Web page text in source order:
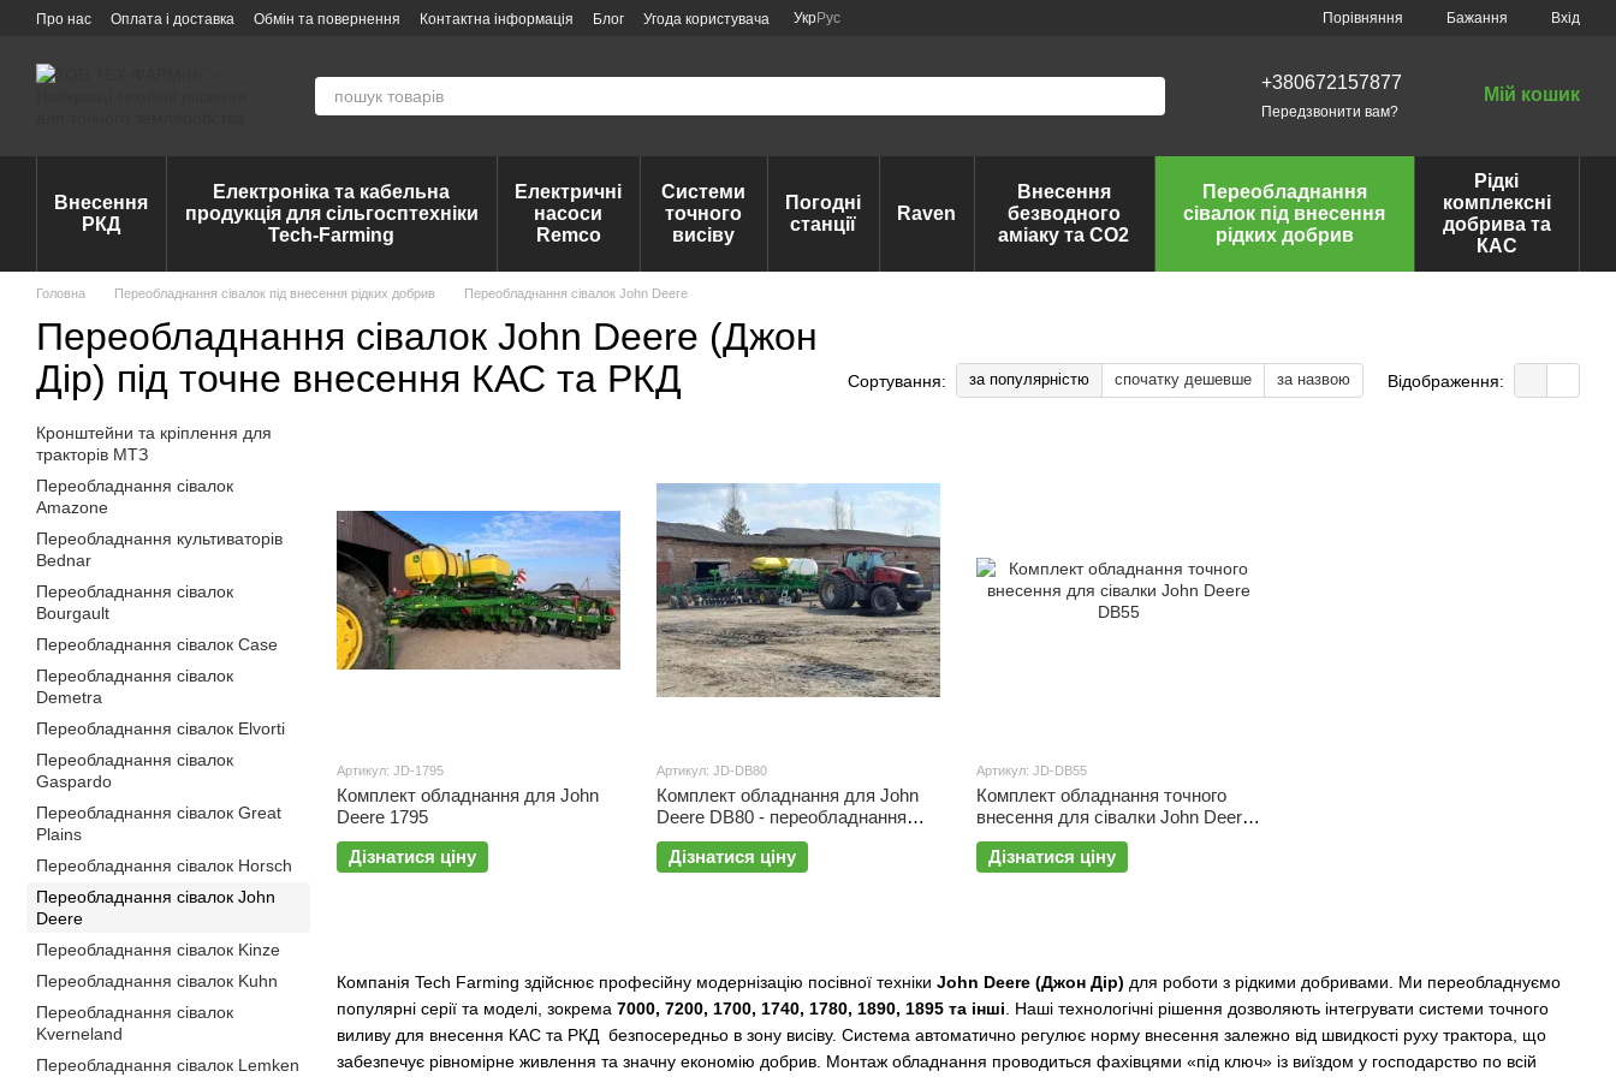
Перейти до основного контенту
Про нас Оплата і доставка Обмін та повернення Контактна інформація Блог Угода користувача УкрРус Порівняння Бажання Вхід
+380672157877
Передзвонити вам?
Мій кошик
Внесення
РКД
Електроніка та кабельна
продукція для сільгосптехніки
Tech-Farming
Електричні
насоси
Remco
Системи
точного
висіву
Погодні
станції
Raven
Внесення
безводного
аміаку та CO2
Переобладнання
сівалок під внесення
рідких добрив
Рідкі
комплексні
добрива та
КАС
Головна Переобладнання сівалок під внесення рідких добрив Переобладнання сівалок John Deere
Переобладнання сівалок John Deere (Джон
Дір) під точне внесення КАС та РКД
Сортування: за популярністю спочатку дешевше за назвою Відображення:
Компанія Tech Farming здійснює професійну модернізацію посівної техніки John Deere (Джон Дір) для роботи з рідкими добривами. Ми переобладнуємо
популярні серії та моделі, зокрема 7000, 7200, 1700, 1740, 1780, 1890, 1895 та інші . Наші технологічні рішення дозволяють інтегрувати системи точного
виливу для внесення КАС та РКД безпосередньо в зону висіву. Система автоматично регулює норму внесення залежно від швидкості руху трактора, що
забезпечує рівномірне живлення та значну економію добрив. Монтаж обладнання проводиться фахівцями «під ключ» із виїздом у господарство по всій
Артикул: JD-1795
Комплект обладнання для John
Deere 1795
Дізнатися ціну
Артикул: JD-DB80
Комплект обладнання для John
Deere DB80 - переобладнання
сівалки під РКД та КАС
Дізнатися ціну
Артикул: JD-DB55
Комплект обладнання точного
внесення для сівалки John Deere
DB55
Дізнатися ціну
Кронштейни та кріплення для
тракторів МТЗ
Переобладнання сівалок
Amazone
Переобладнання культиваторів
Bednar
Переобладнання сівалок
Bourgault
Переобладнання сівалок Case
Переобладнання сівалок
Demetra
Переобладнання сівалок Elvorti
Переобладнання сівалок
Gaspardo
Переобладнання сівалок Great
Plains
Переобладнання сівалок Horsch
Переобладнання сівалок John
Deere
Переобладнання сівалок Kinze
Переобладнання сівалок Kuhn
Переобладнання сівалок
Kverneland
Переобладнання сівалок Lemken